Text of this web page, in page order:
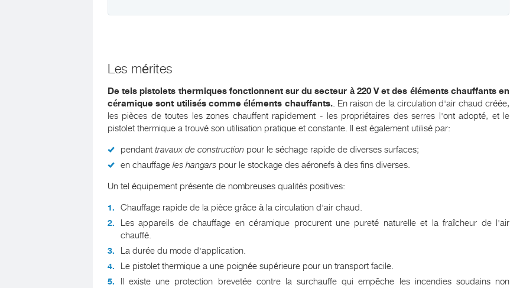
Les mérites
De tels pistolets thermiques fonctionnent sur du secteur à 220 V et des éléments chauffants en
céramique sont utilisés comme éléments chauffants.. En raison de la circulation d'air chaud créée,
les pièces de toutes les zones chauffent rapidement - les propriétaires des serres l'ont adopté, et le
pistolet thermique a trouvé son utilisation pratique et constante. Il est également utilisé par:
pendant travaux de construction pour le séchage rapide de diverses surfaces;
en chauffage les hangars pour le stockage des aéronefs à des fins diverses.
Un tel équipement présente de nombreuses qualités positives:
Chauffage rapide de la pièce grâce à la circulation d'air chaud.
Les appareils de chauffage en céramique procurent une pureté naturelle et la fraîcheur de l'air
chauffé.
La durée du mode d'application.
Le pistolet thermique a une poignée supérieure pour un transport facile.
Il existe une protection brevetée contre la surchauffe qui empêche les incendies soudains non